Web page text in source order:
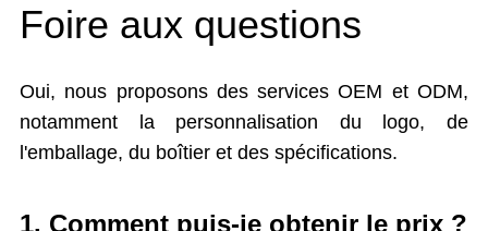
Foire aux questions
Oui, nous proposons des services OEM et ODM,
notamment la personnalisation du logo, de
l'emballage, du boîtier et des spécifications.
1. Comment puis-je obtenir le prix ?